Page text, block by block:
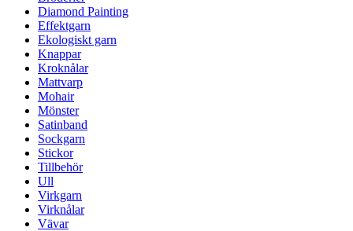
Diamond Painting
Effektgarn
Ekologiskt garn
Knappar
Kroknålar
Mattvarp
Mohair
Mönster
Satinband
Sockgarn
Stickor
Tillbehör
Ull
Virkgarn
Virknålar
Vävar